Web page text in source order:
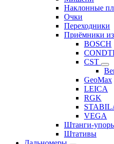
Наклонные
Очки
Переходники
Приёмники
BOSCH
CST
GeoMax
LEICA
RGK
VEGA
Штанги-
Штативы